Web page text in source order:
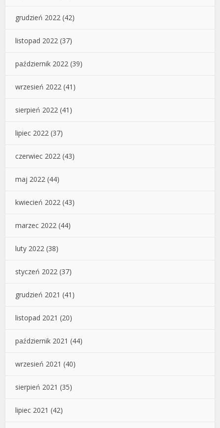
grudzień 2022 (42)
listopad 2022 (37)
październik 2022 (39)
wrzesień 2022 (41)
sierpień 2022 (41)
lipiec 2022 (37)
czerwiec 2022 (43)
maj 2022 (44)
kwiecień 2022 (43)
marzec 2022 (44)
luty 2022 (38)
styczeń 2022 (37)
grudzień 2021 (41)
listopad 2021 (20)
październik 2021 (44)
wrzesień 2021 (40)
sierpień 2021 (35)
lipiec 2021 (42)